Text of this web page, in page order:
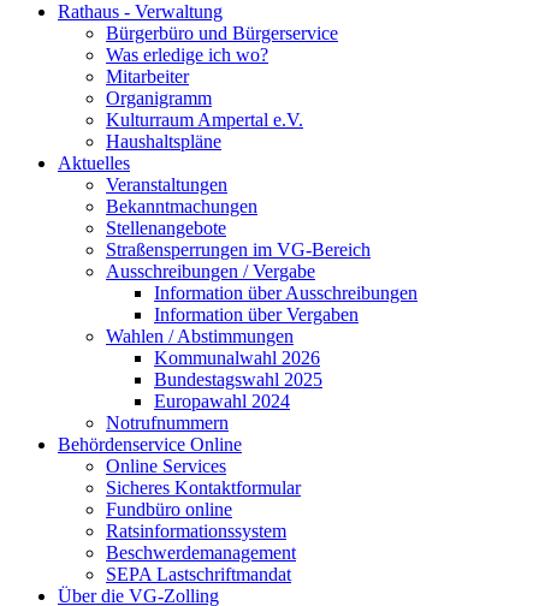
Rathaus - Verwaltung
Bürgerbüro und Bürgerservice
Was erledige ich wo?
Mitarbeiter
Organigramm
Kulturraum Ampertal e.V.
Haushaltspläne
Aktuelles
Veranstaltungen
Bekanntmachungen
Stellenangebote
Straßensperrungen im VG-Bereich
Ausschreibungen / Vergabe
Information über Ausschreibungen
Information über Vergaben
Wahlen / Abstimmungen
Kommunalwahl 2026
Bundestagswahl 2025
Europawahl 2024
Notrufnummern
Behördenservice Online
Online Services
Sicheres Kontaktformular
Fundbüro online
Ratsinformationssystem
Beschwerdemanagement
SEPA Lastschriftmandat
Über die VG-Zolling